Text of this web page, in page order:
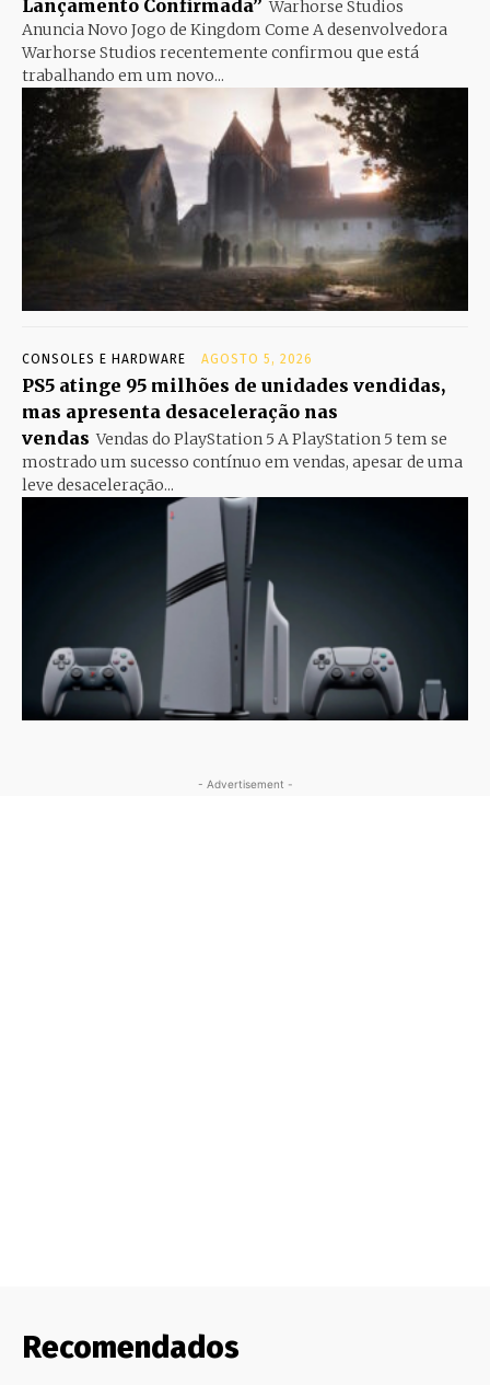
Lançamento Confirmada” Warhorse Studios
Anuncia Novo Jogo de Kingdom Come A desenvolvedora
Warhorse Studios recentemente confirmou que está
trabalhando em um novo...
CONSOLES E HARDWARE AGOSTO 5, 2026
PS5 atinge 95 milhões de unidades vendidas,
mas apresenta desaceleração nas
vendas Vendas do PlayStation 5 A PlayStation 5 tem se
mostrado um sucesso contínuo em vendas, apesar de uma
leve desaceleração...
- Advertisement -
Recomendados